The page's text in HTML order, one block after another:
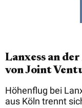
Lanxess an
von Joint
Höhenflug bei
aus Köln trennt